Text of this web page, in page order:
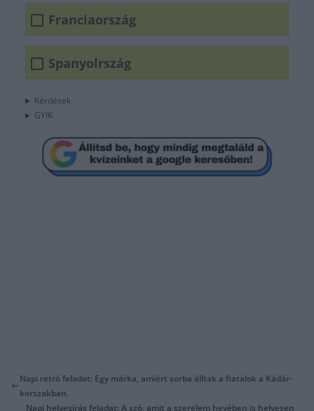
Franciaország
Spanyolrszág
Kérdések
GYIK
Napi retró feladat: Egy márka, amiért sorba álltak a fiatalok a Kádár-
korszakban.
Napi helyesírás feladat: A szó, amit a szerelem hevében is helyesen